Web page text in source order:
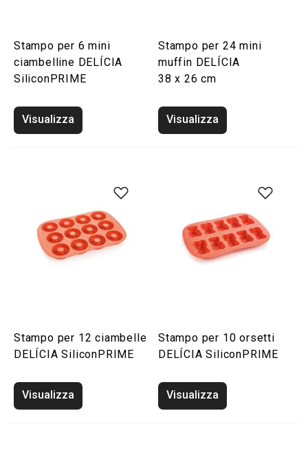
Stampo per 6 mini
ciambelline DELÍCIA
SiliconPRIME
Visualizza
Stampo per 24 mini
muffin DELÍCIA
38 x 26 cm
Visualizza
Stampo per 12 ciambelle
DELÍCIA SiliconPRIME
Visualizza
Stampo per 10 orsetti
DELÍCIA SiliconPRIME
Visualizza